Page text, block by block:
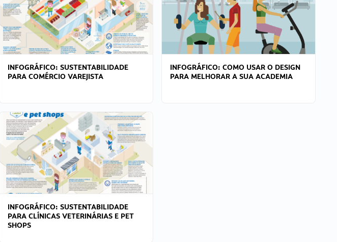
INFOGRÁFICO: SUSTENTABILIDADE
PARA COMÉRCIO VAREJISTA
INFOGRÁFICO: COMO USAR O DESIGN
PARA MELHORAR A SUA ACADEMIA
INFOGRÁFICO: SUSTENTABILIDADE
PARA CLÍNICAS VETERINÁRIAS E PET
SHOPS